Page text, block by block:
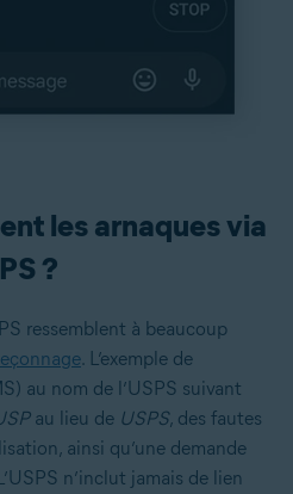
les arnaques via
?
ressemblent à beaucoup
. L’exemple de
au nom de l’USPS suivant
au lieu de USPS, des fautes
ainsi qu’une demande
n’inclut jamais de lien